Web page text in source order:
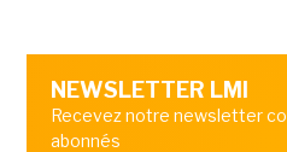
NEWSLETTER LMI
Recevez notre newsletter
abonnés